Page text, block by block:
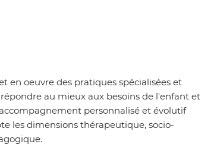
en oeuvre des pratiques spécialisées et
au mieux aux besoins de l'enfant et
personnalisé et évolutif
les dimensions thérapeutique, socio-